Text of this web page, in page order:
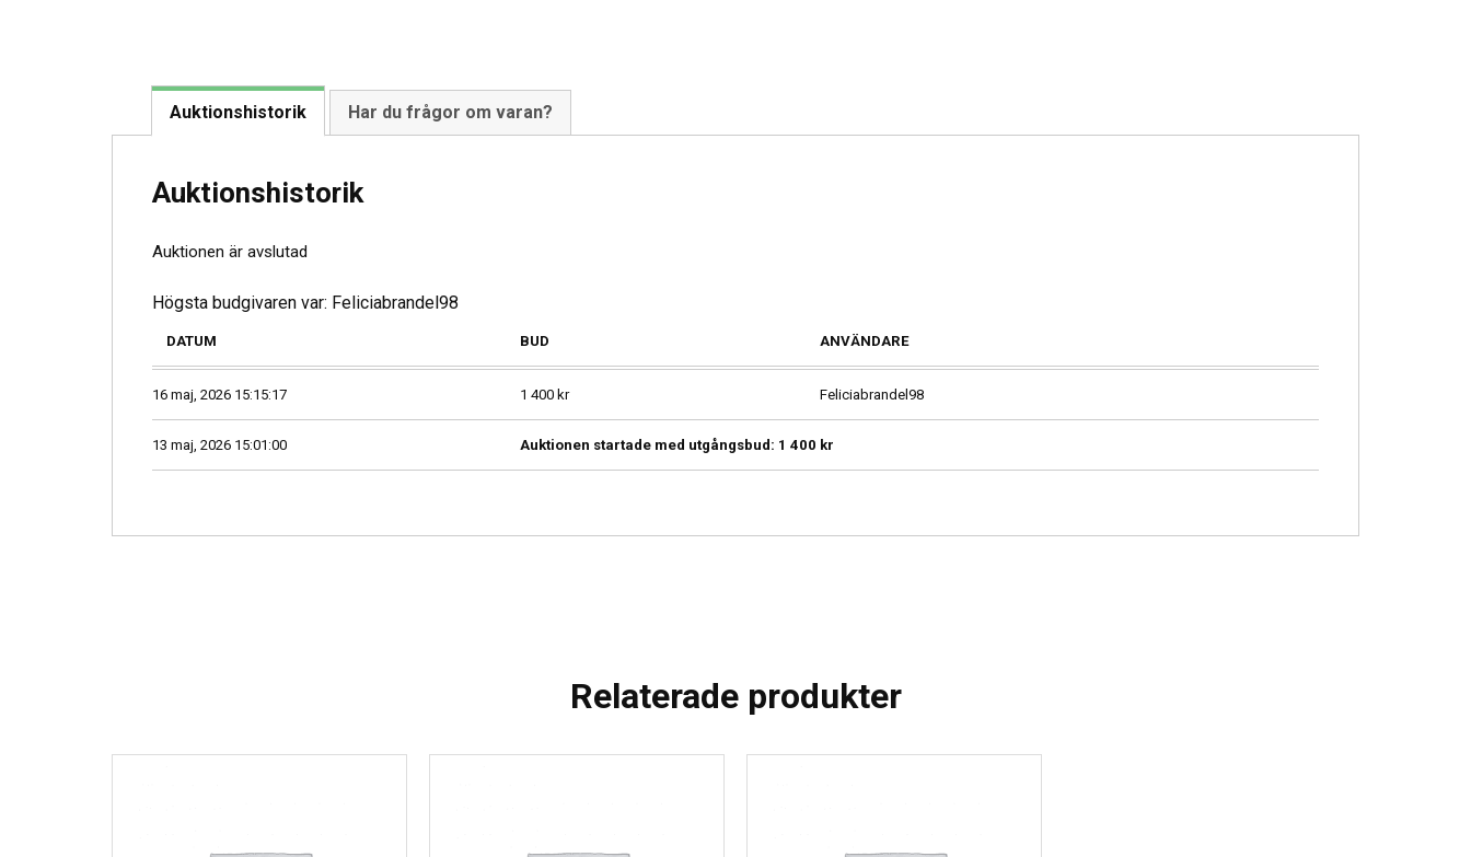
Auktionshistorik Har du frågor om varan?
Auktionshistorik
Auktionen är avslutad
Högsta budgivaren var: Feliciabrandel98
DATUM BUD ANVÄNDARE
16 maj, 2026 15:15:17 1 400 kr Feliciabrandel98
13 maj, 2026 15:01:00 Auktionen startade med utgångsbud: 1 400 kr
Relaterade produkter